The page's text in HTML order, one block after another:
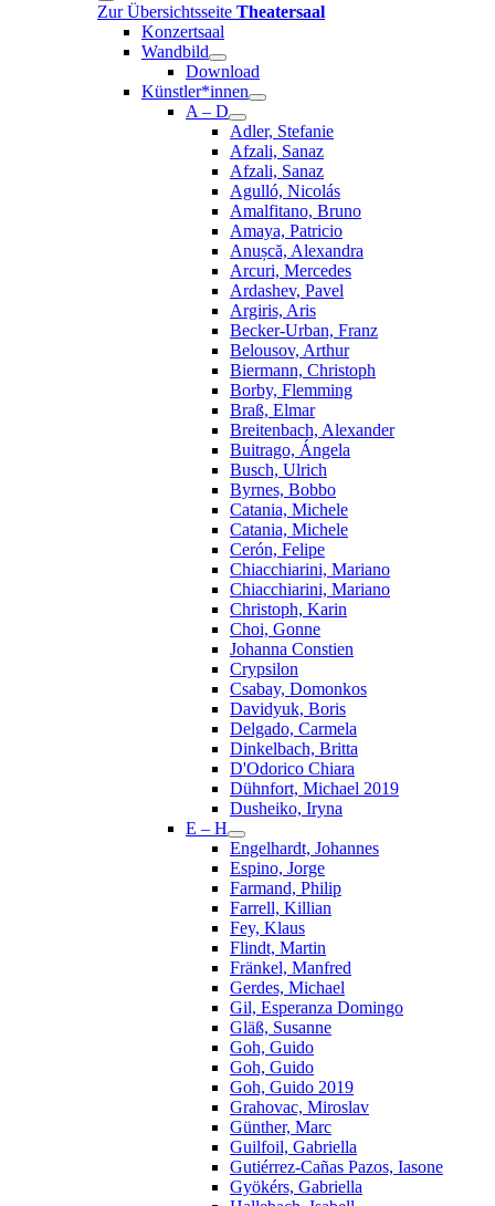
Zur Übersichtsseite Theatersaal
Konzertsaal
Wandbild
Download
Künstler*innen
A – D
Adler, Stefanie
Afzali, Sanaz
Afzali, Sanaz
Agulló, Nicolás
Amalfitano, Bruno
Amaya, Patricio
Anușcă, Alexandra
Arcuri, Mercedes
Ardashev, Pavel
Argiris, Aris
Becker-Urban, Franz
Belousov, Arthur
Biermann, Christoph
Borby, Flemming
Braß, Elmar
Breitenbach, Alexander
Buitrago, Ángela
Busch, Ulrich
Byrnes, Bobbo
Catania, Michele
Catania, Michele
Cerón, Felipe
Chiacchiarini, Mariano
Chiacchiarini, Mariano
Christoph, Karin
Choi, Gonne
Johanna Constien
Crypsilon
Csabay, Domonkos
Davidyuk, Boris
Delgado, Carmela
Dinkelbach, Britta
D'Odorico Chiara
Dühnfort, Michael 2019
Dusheiko, Iryna
E – H
Engelhardt, Johannes
Espino, Jorge
Farmand, Philip
Farrell, Killian
Fey, Klaus
Flindt, Martin
Fränkel, Manfred
Gerdes, Michael
Gil, Esperanza Domingo
Gläß, Susanne
Goh, Guido
Goh, Guido
Goh, Guido 2019
Grahovac, Miroslav
Günther, Marc
Guilfoil, Gabriella
Gutiérrez-Cañas Pazos, Iasone
Gyökérs, Gabriella